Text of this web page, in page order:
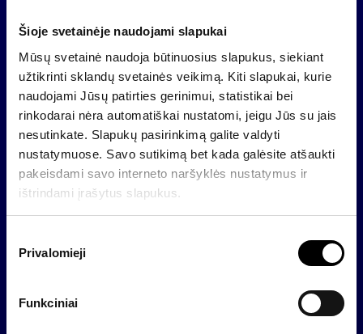
Šioje svetainėje naudojami slapukai
Mūsų svetainė naudoja būtinuosius slapukus, siekiant
užtikrinti sklandų svetainės veikimą. Kiti slapukai, kurie
naudojami Jūsų patirties gerinimui, statistikai bei
rinkodarai nėra automatiškai nustatomi, jeigu Jūs su jais
nesutinkate. Slapukų pasirinkimą galite valdyti
nustatymuose. Savo sutikimą bet kada galėsite atšaukti
pakeisdami savo interneto naršyklės nustatymus ir
ištrindami įrašytus slapukus.
Privalomieji
Funkciniai
„Finasta“ per pusę metų, lyginant su praėjusių metų
įmonės neaudituotas pelnas, gautas iš finansinio
tarpininkavimo paslaugų, atskaičius mokesčius siekia
2,663 mln. litų. Palyginimui, 2006 m. pirmąjį
pusmetį FMĮ „Finasta“ gavo 1,43 mln. litų.
Tuo tarpu tik pernai metų liepos pabaigoje įkurta AB
„Finasta įmonių finansai“ atskaičius mokesčius
uždirbo 320 tūkst. litų.
Atgal